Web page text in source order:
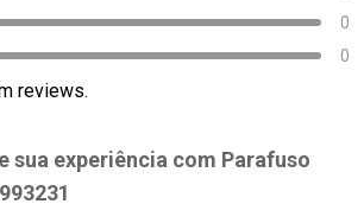
0
0
reviews.
sua experiência com Parafuso